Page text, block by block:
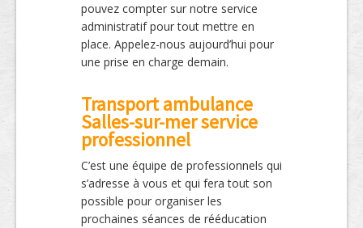
pouvez compter sur notre service
administratif pour tout mettre en
place. Appelez-nous aujourd’hui pour
une prise en charge demain.
Transport ambulance
Salles-sur-mer service
professionnel
C’est une équipe de professionnels qui
s’adresse à vous et qui fera tout son
possible pour organiser les
prochaines séances de rééducation